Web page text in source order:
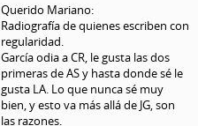
Querido Mariano:
Radiografía de quienes escriben con
regularidad.
García odia a CR, le gusta las dos
primeras de AS y hasta donde sé le
gusta LA. Lo que nunca sé muy
bien, y esto va más allá de JG, son
las razones.